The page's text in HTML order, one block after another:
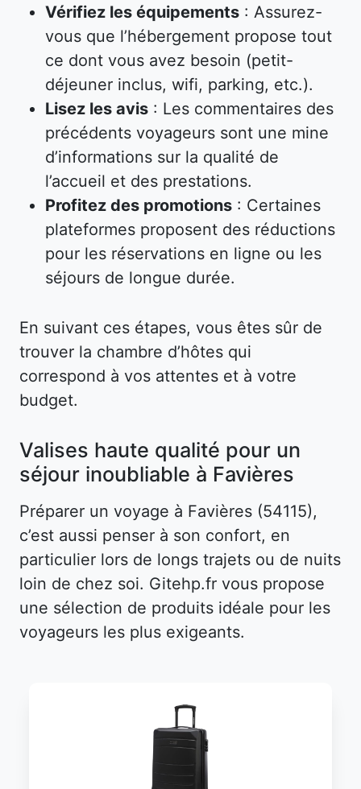
Vérifiez les équipements : Assurez-
vous que l’hébergement propose tout
ce dont vous avez besoin (petit-
déjeuner inclus, wifi, parking, etc.).
Lisez les avis : Les commentaires des
précédents voyageurs sont une mine
d’informations sur la qualité de
l’accueil et des prestations.
Profitez des promotions : Certaines
plateformes proposent des réductions
pour les réservations en ligne ou les
séjours de longue durée.
En suivant ces étapes, vous êtes sûr de
trouver la chambre d’hôtes qui
correspond à vos attentes et à votre
budget.
Valises haute qualité pour un
séjour inoubliable à Favières
Préparer un voyage à Favières (54115),
c’est aussi penser à son confort, en
particulier lors de longs trajets ou de nuits
loin de chez soi. Gitehp.fr vous propose
une sélection de produits idéale pour les
voyageurs les plus exigeants.